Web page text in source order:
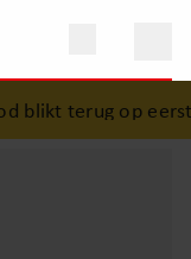
op eerste